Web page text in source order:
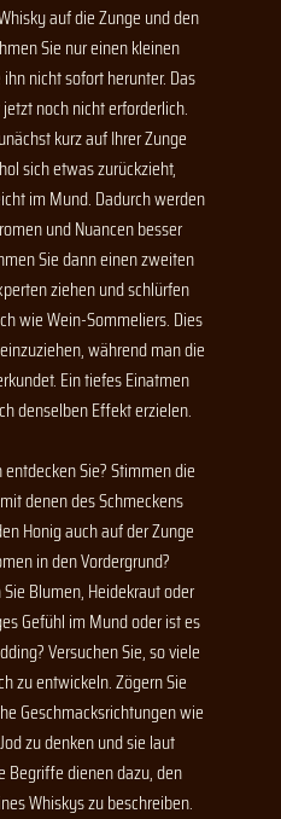
auf die Zunge und den
Sie nur einen kleinen
nicht sofort herunter. Das
noch nicht erforderlich.
kurz auf Ihrer Zunge
sich etwas zurückzieht,
im Mund. Dadurch werden
und Nuancen besser
Sie dann einen zweiten
ziehen und schlürfen
wie Wein-Sommeliers. Dies
während man die
Ein tiefes Einatmen
denselben Effekt erzielen.
Sie? Stimmen die
denen des Schmeckens
Honig auch auf der Zunge
in den Vordergrund?
Blumen, Heidekraut oder
Gefühl im Mund oder ist es
Versuchen Sie, so viele
zu entwickeln. Zögern Sie
Geschmacksrichtungen wie
zu denken und sie laut
Begriffe dienen dazu, den
Whiskys zu beschreiben.